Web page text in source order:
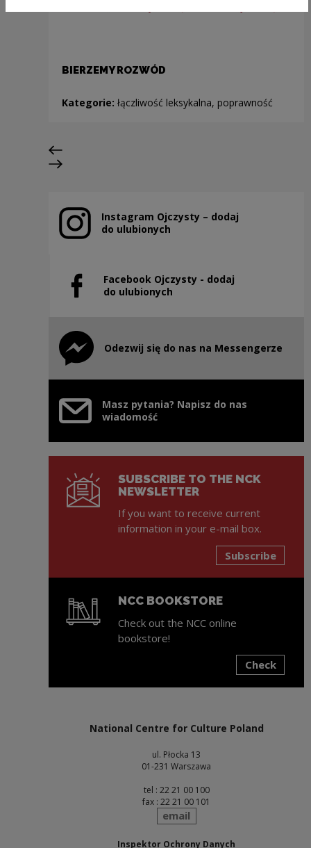
BIERZEMY ROZWÓD
Kategorie: łączliwość leksykalna, poprawność
Previous slide
Next slide
Instagram Ojczysty – dodaj
do ulubionych
Note, the link will open in a new window
Facebook Ojczysty - dodaj
do ulubionych
Note, the link will open in a new window
Odezwij się do nas na Messengerze
Note, the link will open in a new window
Masz pytania? Napisz do nas
wiadomość
SUBSCRIBE TO THE NCK
NEWSLETTER
If you want to receive current
information in your e-mail box.
Subscribe
NCC BOOKSTORE
Check out the NCC online
bookstore!
Check
National Centre for Culture Poland
ul. Płocka 13
01-231 Warszawa
tel : 22 21 00 100
fax : 22 21 00 101
send
email
Inspektor Ochrony Danych